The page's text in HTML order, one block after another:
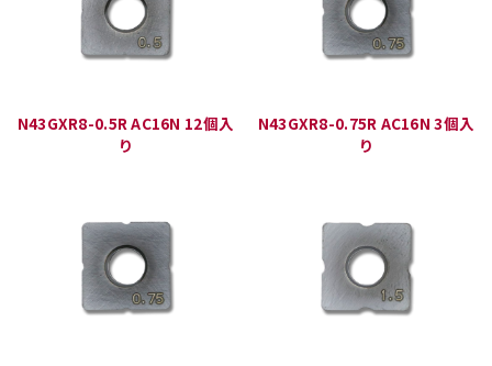
N43GXR8-0.5R AC16N 12個入
り
N43GXR8-0.75R AC16N 3個入
り